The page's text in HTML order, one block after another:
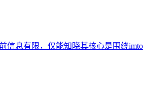
信息有限，仅能知晓其核心是围绕